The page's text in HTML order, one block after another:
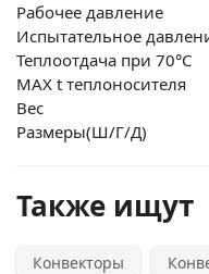
Рабочее давление
Испытательное
Теплоотдача при 70°С
MAX t теплоносителя
Вес
Размеры(Ш/Г/Д)
Также ищут
Конвекторы